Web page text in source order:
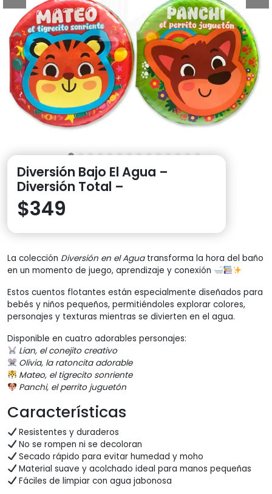
Diversión Bajo El Agua –
Diversión Total –
$349
La colección Diversión en el Aguatransforma la hora del baño
en un momento de juego, aprendizaje y conexión
Estos cuentos flotantes están especialmente diseñados para
bebés y niños pequeños, permitiéndoles explorar colores,
personajes y texturas mientras se divierten en el agua.
Disponible en cuatro adorables personajes:
Lian, el conejito creativo
Olivia, la ratoncita adorable
Mateo, el tigrecito sonriente
Panchi, el perrito juguetón
Características
Resistentes y duraderos
No se rompen ni se decoloran
Secado rápido para evitar humedad y moho
Material suave y acolchado ideal para manos pequeñas
Fáciles de limpiar con agua jabonosa